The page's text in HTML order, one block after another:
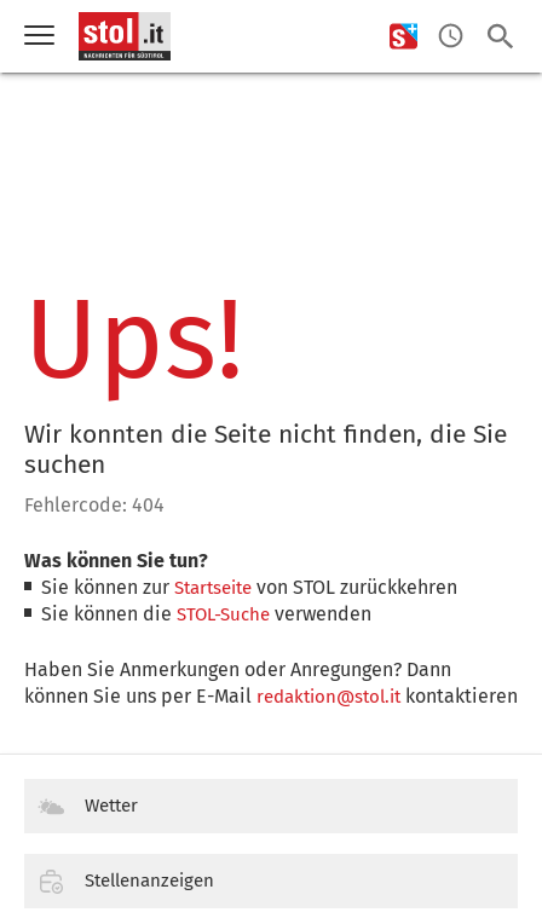
Ups!
Wir konnten die Seite nicht finden, die Sie
suchen
Fehlercode: 404
Was können Sie tun?
Sie können zurStartseite von STOL zurückkehren
Sie können dieSTOL-Suche verwenden
Haben Sie Anmerkungen oder Anregungen? Dann
können Sie uns per E-Mail redaktion@stol.itkontaktieren
Wetter
Stellenanzeigen